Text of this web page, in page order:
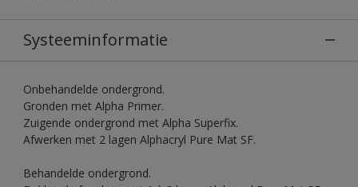
Systeeminformatie
Onbehandelde ondergrond.
Gronden met Alpha Primer.
Zuigende ondergrond met Alpha Superfix.
Afwerken met 2 lagen Alphacryl Pure Mat SF.
Behandelde ondergrond.